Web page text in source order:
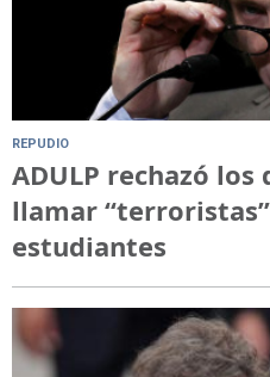
REPUDIO
ADULP rechazó
llamar
estudiantes